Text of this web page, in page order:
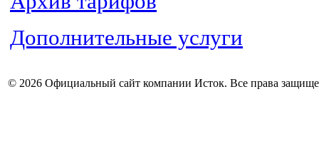
Дополнительные услуги
© 2026 Официальный сайт компании Исток. Все права